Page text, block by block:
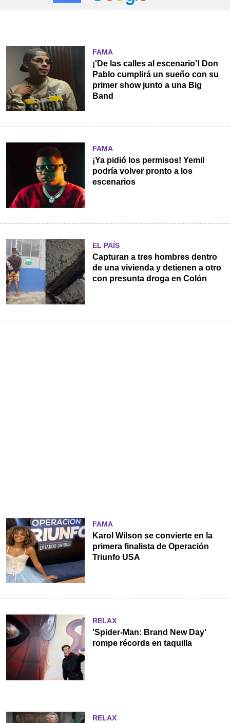
FAMA
¡'De las calles al escenario'! Don
Pablo cumplirá un sueño con su
primer show junto a una Big
Band
FAMA
¡Ya pidió los permisos! Yemil
podría volver pronto a los
escenarios
EL PAÍS
Capturan a tres hombres dentro
de una vivienda y detienen a otro
con presunta droga en Colón
FAMA
Karol Wilson se convierte en la
primera finalista de Operación
Triunfo USA
RELAX
'Spider-Man: Brand New Day'
rompe récords en taquilla
RELAX